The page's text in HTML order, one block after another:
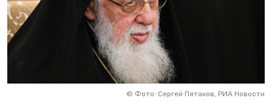
© Фото: Сергей Пятаков, РИА Новости